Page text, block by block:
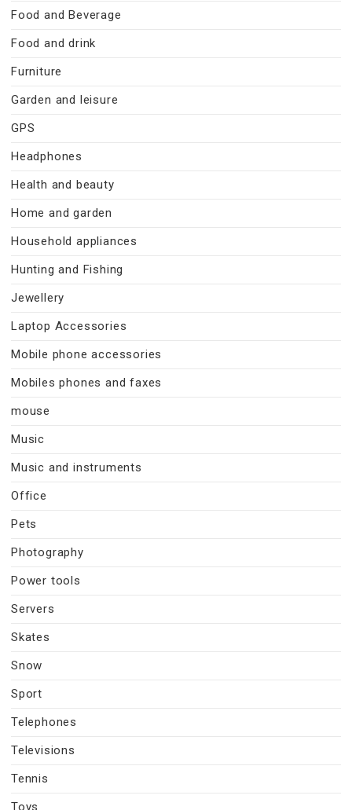
Food and Beverage
Food and drink
Furniture
Garden and leisure
GPS
Headphones
Health and beauty
Home and garden
Household appliances
Hunting and Fishing
Jewellery
Laptop Accessories
Mobile phone accessories
Mobiles phones and faxes
mouse
Music
Music and instruments
Office
Pets
Photography
Power tools
Servers
Skates
Snow
Sport
Telephones
Televisions
Tennis
Toys